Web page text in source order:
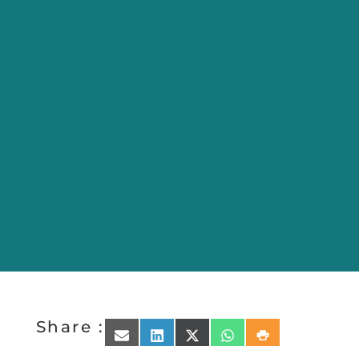
Share :
Share on Email
Share on LinkedIn
Share on X (Twitter)
Share on WhatsApp
Share on Print